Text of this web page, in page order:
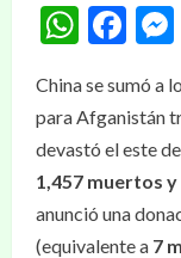
China se sumó a
para Afganistán
devastó el este
1,457 muertos
anunció una
(equivalente a 7